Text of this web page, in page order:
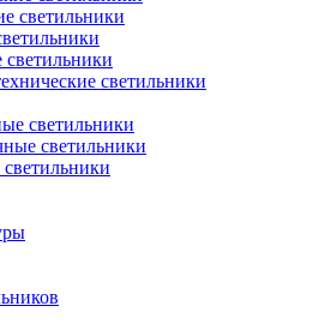
светильники
светильники
светильники
светильники
светильники